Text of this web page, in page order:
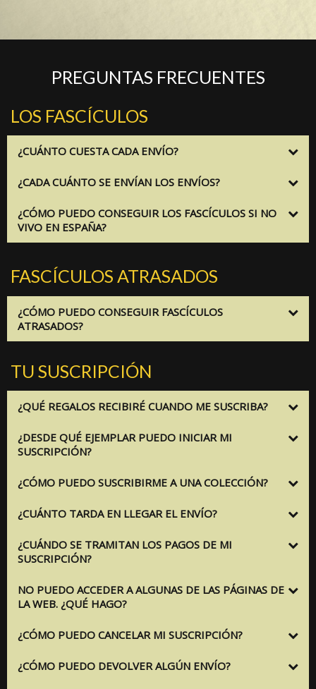
PREGUNTAS FRECUENTES
LOS FASCÍCULOS
¿CUÁNTO CUESTA CADA ENVÍO?
¿CADA CUÁNTO SE ENVÍAN LOS ENVÍOS?
¿CÓMO PUEDO CONSEGUIR LOS FASCÍCULOS SI NO
VIVO EN ESPAÑA?
FASCÍCULOS ATRASADOS
¿CÓMO PUEDO CONSEGUIR FASCÍCULOS
ATRASADOS?
TU SUSCRIPCIÓN
¿QUÉ REGALOS RECIBIRÉ CUANDO ME SUSCRIBA?
¿DESDE QUÉ EJEMPLAR PUEDO INICIAR MI
SUSCRIPCIÓN?
¿CÓMO PUEDO SUSCRIBIRME A UNA COLECCIÓN?
¿CUÁNTO TARDA EN LLEGAR EL ENVÍO?
¿CUÁNDO SE TRAMITAN LOS PAGOS DE MI
SUSCRIPCIÓN?
NO PUEDO ACCEDER A ALGUNAS DE LAS PÁGINAS DE
LA WEB. ¿QUÉ HAGO?
¿CÓMO PUEDO CANCELAR MI SUSCRIPCIÓN?
¿CÓMO PUEDO DEVOLVER ALGÚN ENVÍO?